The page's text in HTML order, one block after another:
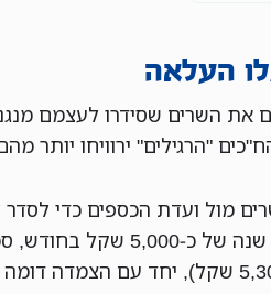
העלאה
גם את השרים שסידרו לעצמם
"הרגילים" ירוויחו יותר
מול ועדת הכספים כדי
רטרואקטיבית באותה שנה של